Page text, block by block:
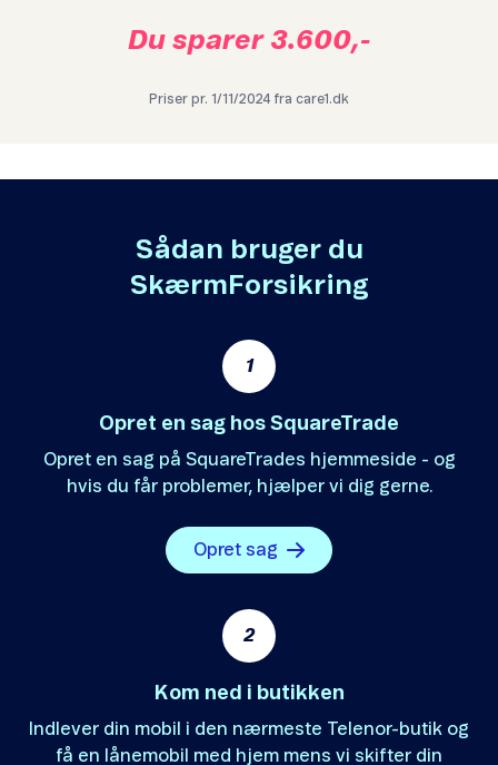
Du sparer 3.600,-
Priser pr. 1/11/2024 fra care1.dk
Sådan bruger du
SkærmForsikring
1
Opret en sag hos SquareTrade
Opret en sag på SquareTrades hjemmeside - og
hvis du får problemer, hjælper vi dig gerne.
Opret sag
2
Kom ned i butikken
Indlever din mobil i den nærmeste Telenor-butik og
få en lånemobil med hjem mens vi skifter din